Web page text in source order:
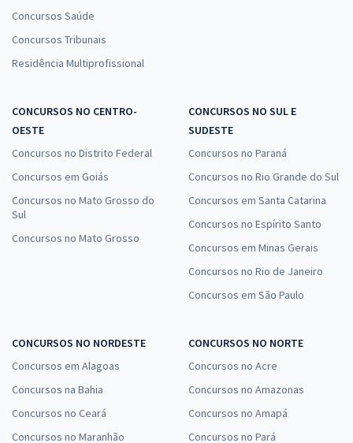
Concursos Saúde
Concursos Tribunais
Residência Multiprofissional
CONCURSOS NO CENTRO-
OESTE
Concursos no Distrito Federal
Concursos em Goiás
Concursos no Mato Grosso do
Sul
Concursos no Mato Grosso
CONCURSOS NO SUL E
SUDESTE
Concursos no Paraná
Concursos no Rio Grande do Sul
Concursos em Santa Catarina
Concursos no Espírito Santo
Concursos em Minas Gerais
Concursos no Rio de Janeiro
Concursos em São Paulo
CONCURSOS NO NORDESTE
Concursos em Alagoas
Concursos na Bahia
Concursos no Ceará
Concursos no Maranhão
CONCURSOS NO NORTE
Concursos no Acre
Concursos no Amazonas
Concursos no Amapá
Concursos no Pará